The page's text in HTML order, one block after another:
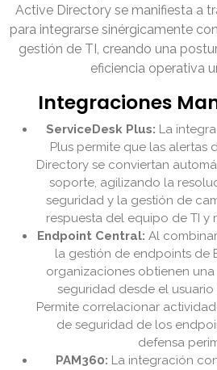
Active Directory se manifiesta a
para integrarse sinérgicamente
gestión de TI, creando una
eficiencia operativa
Integraciones
ServiceDesk Plus: La
Plus permite que las alertas
Directory se conviertan
soporte, agilizando la
seguridad y la gestión de
respuesta del equipo de TI y
Endpoint Central: Al
la gestión de endpoints de
organizaciones obtienen
seguridad desde el
Permite correlacionar
de seguridad de los
defensa
PAM360: La integración